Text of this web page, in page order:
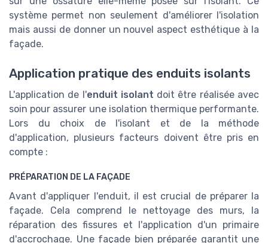
système permet non seulement d'améliorer l'isolation
mais aussi de donner un nouvel aspect esthétique à la
façade.
Application pratique des enduits isolants
L'application de l'enduit isolant doit être réalisée avec
soin pour assurer une isolation thermique performante.
Lors du choix de l'isolant et de la méthode
d'application, plusieurs facteurs doivent être pris en
compte :
PRÉPARATION DE LA FAÇADE
Avant d'appliquer l'enduit, il est crucial de préparer la
façade. Cela comprend le nettoyage des murs, la
réparation des fissures et l'application d'un primaire
d'accrochage. Une façade bien préparée garantit une